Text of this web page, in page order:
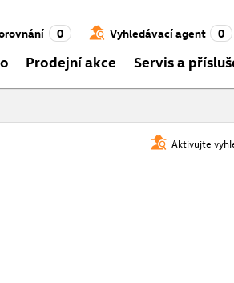
0 Vyhledávací agent 0
Prodejní akce Servis a
Aktivujte